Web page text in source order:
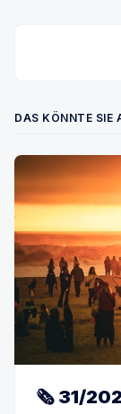
DAS KÖNNTE SIE
🗞 31/